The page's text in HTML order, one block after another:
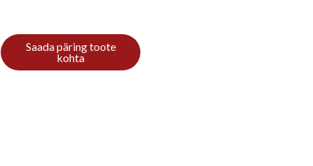
Ole esimene, kes hindab toodet “Kirjahylly